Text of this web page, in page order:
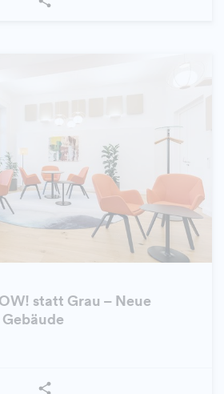
statt Grau – Neue